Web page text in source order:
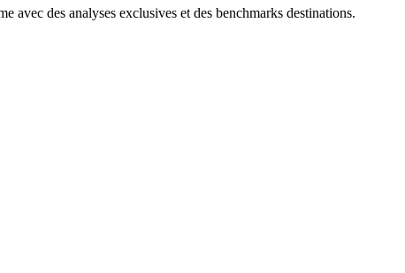
avec des analyses exclusives et des benchmarks destinations.